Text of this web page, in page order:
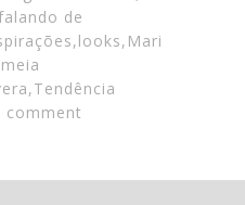
de
,looks, Mari
meia
,Tendência
comment